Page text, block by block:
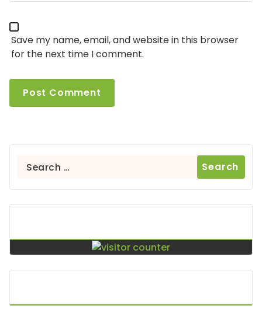
Save my name, email, and website in this browser
for the next time I comment.
Search